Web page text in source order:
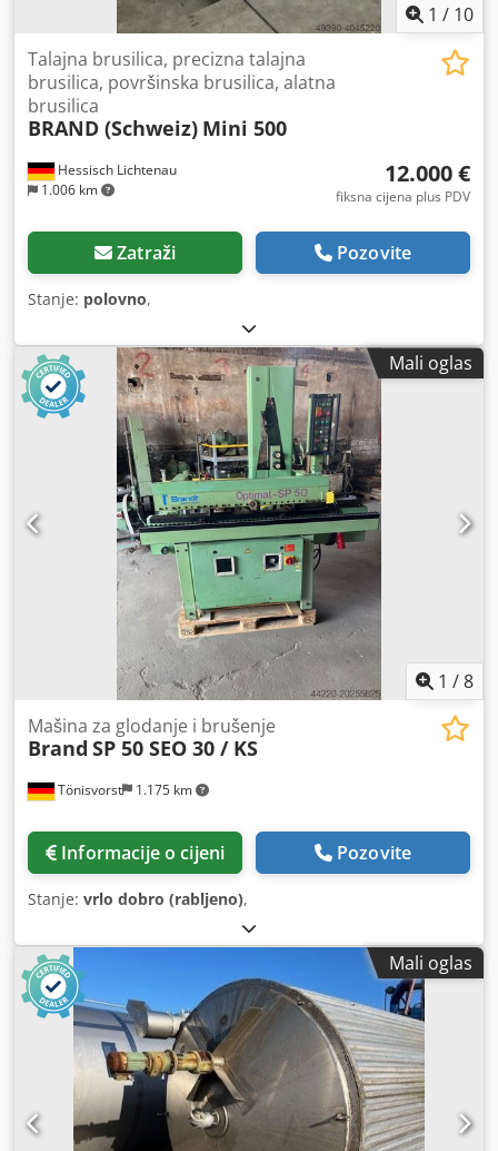
1 / 10
Hessisch Lichtenau
1.006 km
Talajna brusilica, precizna talajna
brusilica, površinska brusilica, alatna
brusilica
BRAND (Schweiz) Mini 500
12.000 €
fiksna cijena plus PDV
Zatraži Pozovite
Stanje: polovno,
Mali oglas
1 /8
Tönisvorst 1.175 km
Mašina za glodanje i brušenje
Brand SP 50 SEO 30 / KS
Informacije o cijeni Pozovite
Stanje: vrlo dobro (rabljeno),
Mali oglas